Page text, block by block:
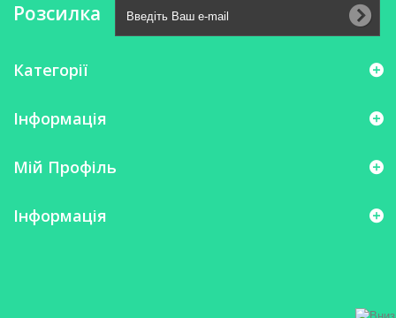
Розсилка
Категорії
Інформація
Мій Профіль
Інформація